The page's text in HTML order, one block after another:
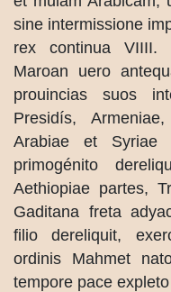
sine intermissione
rex continua VIIII.
Maroan uero
prouincias suos
Presidís,
Arabiae et Syriae
primogénito
Aethiopiae partes,
Gaditana freta
filio dereliquit,
ordinis Mahmet
tempore pace